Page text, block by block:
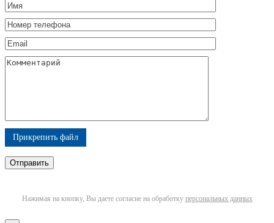
Прикрепить файл
Нажимая на кнопку, Вы даете согласие на обработку персональных данных